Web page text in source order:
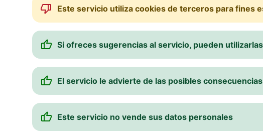
Este servicio utiliza cookies de terceros para fines
Si ofreces sugerencias al servicio, pueden
El servicio le advierte de las posibles
Este servicio no vende sus datos personales